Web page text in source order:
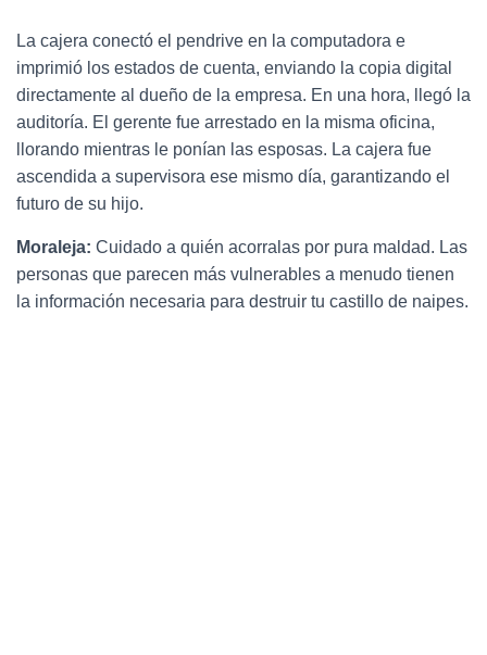
La cajera conectó el pendrive en la computadora e
imprimió los estados de cuenta, enviando la copia digital
directamente al dueño de la empresa. En una hora, llegó la
auditoría. El gerente fue arrestado en la misma oficina,
llorando mientras le ponían las esposas. La cajera fue
ascendida a supervisora ese mismo día, garantizando el
futuro de su hijo.
Moraleja: Cuidado a quién acorralas por pura maldad. Las
personas que parecen más vulnerables a menudo tienen
la información necesaria para destruir tu castillo de naipes.